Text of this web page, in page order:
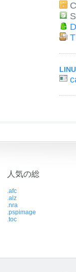
人気の総
.afc
.alz
.nra
.pspimage
.toc